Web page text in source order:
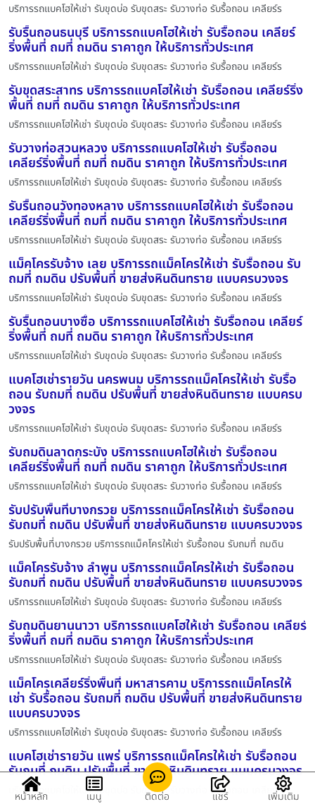
บริการรถแบคโฮให้เช่า รับขุดบ่อ รับขุดสระ รับวางท่อ รับรื้อถอน เคลียร์ร
รับรื้นถอนธนบุรี บริการรถแบคโฮให้เช่า รับรื้อถอน เคลียร์
ริ่งพื้นที่ ถมที่ ถมดิน ราคาถูก ให้บริการทั่วประเทศ
บริการรถแบคโฮให้เช่า รับขุดบ่อ รับขุดสระ รับวางท่อ รับรื้อถอน เคลียร์ร
รับขุดสระสาทร บริการรถแบคโฮให้เช่า รับรื้อถอน เคลียร์ริ่ง
พื้นที่ ถมที่ ถมดิน ราคาถูก ให้บริการทั่วประเทศ
บริการรถแบคโฮให้เช่า รับขุดบ่อ รับขุดสระ รับวางท่อ รับรื้อถอน เคลียร์ร
รับวางท่อสวนหลวง บริการรถแบคโฮให้เช่า รับรื้อถอน
เคลียร์ริ่งพื้นที่ ถมที่ ถมดิน ราคาถูก ให้บริการทั่วประเทศ
บริการรถแบคโฮให้เช่า รับขุดบ่อ รับขุดสระ รับวางท่อ รับรื้อถอน เคลียร์ร
รับรื้นถอนวังทองหลาง บริการรถแบคโฮให้เช่า รับรื้อถอน
เคลียร์ริ่งพื้นที่ ถมที่ ถมดิน ราคาถูก ให้บริการทั่วประเทศ
บริการรถแบคโฮให้เช่า รับขุดบ่อ รับขุดสระ รับวางท่อ รับรื้อถอน เคลียร์ร
แม็คโครรับจ้าง เลย บริการรถแม็คโครให้เช่า รับรื้อถอน รับ
ถมที่ ถมดิน ปรับพื้นที่ ขายส่งหินดินทราย แบบครบวงจร
บริการรถแบคโฮให้เช่า รับขุดบ่อ รับขุดสระ รับวางท่อ รับรื้อถอน เคลียร์ร
รับรื้นถอนบางซื่อ บริการรถแบคโฮให้เช่า รับรื้อถอน เคลียร์
ริ่งพื้นที่ ถมที่ ถมดิน ราคาถูก ให้บริการทั่วประเทศ
บริการรถแบคโฮให้เช่า รับขุดบ่อ รับขุดสระ รับวางท่อ รับรื้อถอน เคลียร์ร
แบคโฮเช่ารายวัน นครพนม บริการรถแม็คโครให้เช่า รับรื้อ
ถอน รับถมที่ ถมดิน ปรับพื้นที่ ขายส่งหินดินทราย แบบครบ
วงจร
บริการรถแบคโฮให้เช่า รับขุดบ่อ รับขุดสระ รับวางท่อ รับรื้อถอน เคลียร์ร
รับถมดินลาดกระบัง บริการรถแบคโฮให้เช่า รับรื้อถอน
เคลียร์ริ่งพื้นที่ ถมที่ ถมดิน ราคาถูก ให้บริการทั่วประเทศ
บริการรถแบคโฮให้เช่า รับขุดบ่อ รับขุดสระ รับวางท่อ รับรื้อถอน เคลียร์ร
รับปรับพื้นที่บางกรวย บริการรถแม็คโครให้เช่า รับรื้อถอน
รับถมที่ ถมดิน ปรับพื้นที่ ขายส่งหินดินทราย แบบครบวงจร
รับปรับพื้นที่บางกรวย บริการรถแม็คโครให้เช่า รับรื้อถอน รับถมที่ ถมดิน
แม็คโครรับจ้าง ลำพูน บริการรถแม็คโครให้เช่า รับรื้อถอน
รับถมที่ ถมดิน ปรับพื้นที่ ขายส่งหินดินทราย แบบครบวงจร
บริการรถแบคโฮให้เช่า รับขุดบ่อ รับขุดสระ รับวางท่อ รับรื้อถอน เคลียร์ร
รับถมดินยานนาวา บริการรถแบคโฮให้เช่า รับรื้อถอน เคลียร์
ริ่งพื้นที่ ถมที่ ถมดิน ราคาถูก ให้บริการทั่วประเทศ
บริการรถแบคโฮให้เช่า รับขุดบ่อ รับขุดสระ รับวางท่อ รับรื้อถอน เคลียร์ร
แม็คโครเคลียร์ริ่งพื้นที่ มหาสารคาม บริการรถแม็คโครให้
เช่า รับรื้อถอน รับถมที่ ถมดิน ปรับพื้นที่ ขายส่งหินดินทราย
แบบครบวงจร
บริการรถแบคโฮให้เช่า รับขุดบ่อ รับขุดสระ รับวางท่อ รับรื้อถอน เคลียร์ร
แบคโฮเช่ารายวัน แพร่ บริการรถแม็คโครให้เช่า รับรื้อถอน
รับถมที่ ถมดิน ปรับพื้นที่ ขายส่งหินดินทราย แบบครบวงจร
บริการรถแบคโฮให้เช่า รับขุดบ่อ รับขุดสระ รับวางท่อ รับรื้อถอน เคลียร์ร
หน้าหลัก เมนู ติดต่อ แชร์ เพิ่มเติม